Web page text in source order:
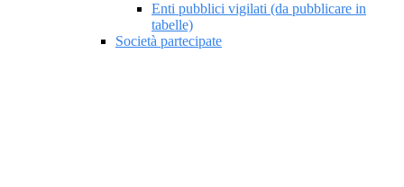
Enti pubblici vigilati (da pubblicare in
tabelle)
Società partecipate